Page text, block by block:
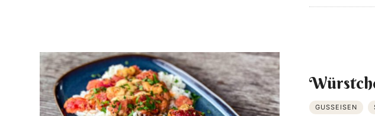
GUSSEISEN